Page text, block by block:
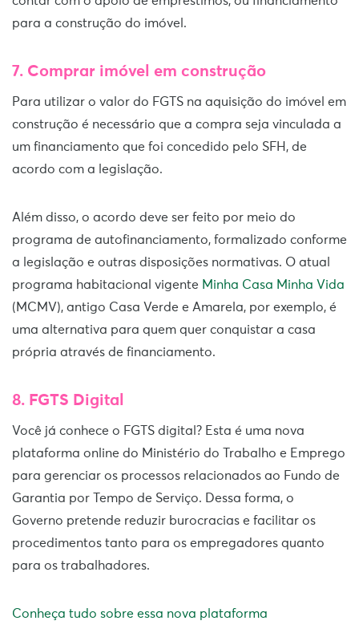
para a construção do imóvel.
7. Comprar imóvel em construção
Para utilizar o valor do FGTS na aquisição do imóvel em
construção é necessário que a compra seja vinculada a
um financiamento que foi concedido pelo SFH, de
acordo com a legislação.
Além disso, o acordo deve ser feito por meio do
programa de autofinanciamento, formalizado conforme
a legislação e outras disposições normativas. O atual
programa habitacional vigente Minha Casa Minha Vida
(MCMV), antigo Casa Verde e Amarela, por exemplo, é
uma alternativa para quem quer conquistar a casa
própria através de financiamento.
8. FGTS Digital
Você já conhece o FGTS digital? Esta é uma nova
plataforma online do Ministério do Trabalho e Emprego
para gerenciar os processos relacionados ao Fundo de
Garantia por Tempo de Serviço. Dessa forma, o
Governo pretende reduzir burocracias e facilitar os
procedimentos tanto para os empregadores quanto
para os trabalhadores.
Conheça tudo sobre essa nova plataforma